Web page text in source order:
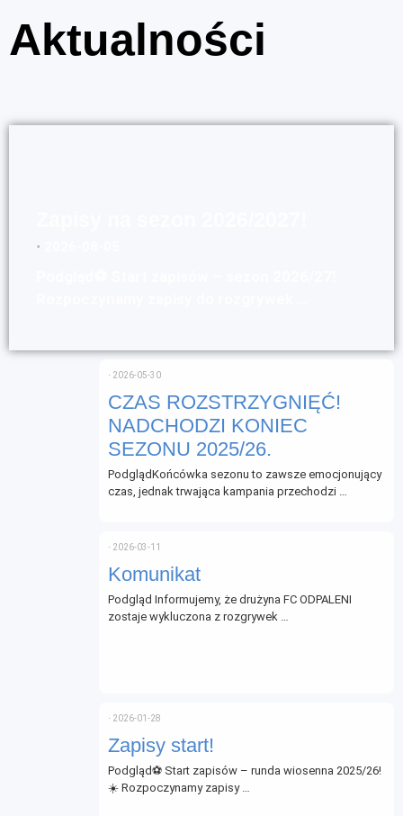
Aktualności
⋅
CZAS ROZSTRZYGNIĘĆ!
NADCHODZI KONIEC
SEZONU 2025/26.
⋅ 2026-05-30
PodglądKońcówka sezonu to zawsze emocjonujący
czas, jednak trwająca kampania przechodzi …
Komunikat
⋅ 2026-03-11
Podgląd Informujemy, że drużyna FC ODPALENI
zostaje wykluczona z rozgrywek …
Zapisy start!
⋅ 2026-01-28
Podgląd⚽ Start zapisów – runda wiosenna 2025/26!
☀️ Rozpoczynamy zapisy …